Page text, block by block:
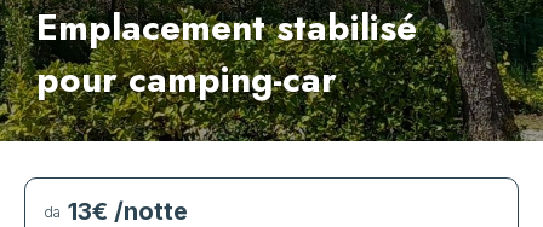
Emplacement stabilisé
pour camping-car
da 13€ /notte